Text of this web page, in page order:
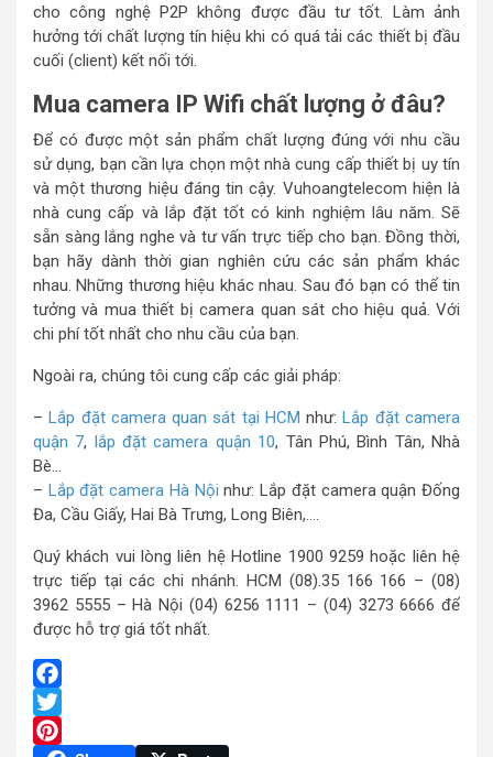
cho công nghệ P2P không được đầu tư tốt. Làm ảnh
hưởng tới chất lượng tín hiệu khi có quá tải các thiết bị đầu
cuối (client) kết nối tới.
Mua camera IP Wifi chất lượng ở đâu?
Để có được một sản phẩm chất lượng đúng với nhu cầu
sử dụng, bạn cần lựa chọn một nhà cung cấp thiết bị uy tín
và một thương hiệu đáng tin cậy. Vuhoangtelecom hiện là
nhà cung cấp và lắp đặt tốt có kinh nghiệm lâu năm. Sẽ
sẵn sàng lắng nghe và tư vấn trực tiếp cho bạn. Đồng thời,
bạn hãy dành thời gian nghiên cứu các sản phẩm khác
nhau. Những thương hiệu khác nhau. Sau đó bạn có thể tin
tưởng và mua thiết bị camera quan sát cho hiệu quả. Với
chi phí tốt nhất cho nhu cầu của bạn.
Ngoài ra, chúng tôi cung cấp các giải pháp:
– Lắp đặt camera quan sát tại HCM như: Lắp đặt camera
quận 7, lắp đặt camera quận 10, Tân Phú, Bình Tân, Nhà
Bè…
– Lắp đặt camera Hà Nội như: Lắp đặt camera quận Đống
Đa, Cầu Giấy, Hai Bà Trưng, Long Biên,….
Quý khách vui lòng liên hệ Hotline 1900 9259 hoặc liên hệ
trực tiếp tại các chi nhánh. HCM (08).35 166 166 – (08)
3962 5555 – Hà Nội (04) 6256 1111 – (04) 3273 6666 để
được hỗ trợ giá tốt nhất.
Facebook
Twitter